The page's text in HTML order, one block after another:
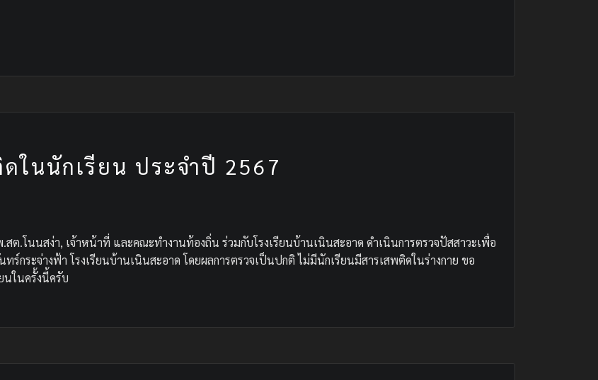
ในนักเรียน ประจำปี 2567
ต.โนนสง่า, เจ้าหน้าที่ และคณะทำงานท้องถิ่น ร่วมกับโรงเรียนบ้านเนินสะอาด ดำเนินการตรวจปัสสาวะเพื่อ
ร์กระจ่างฟ้า โรงเรียนบ้านเนินสะอาด โดยผลการตรวจเป็นปกติ ไม่มีนักเรียนมีสารเสพติดในร่างกาย ขอ
ในครั้งนี้ครับ